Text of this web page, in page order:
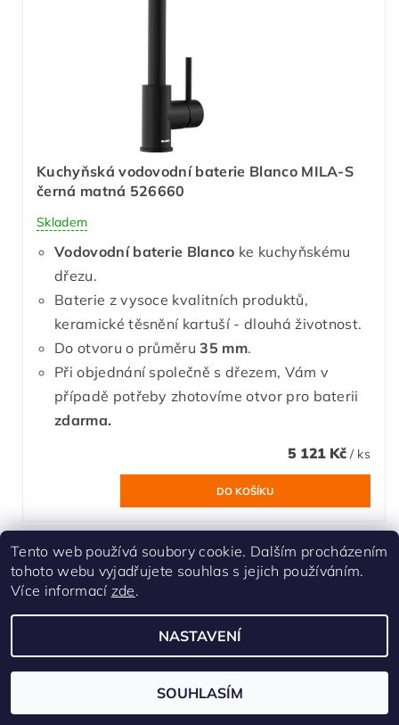
Kuchyňská vodovodní baterie Blanco MILA-S
černá matná 526660
Skladem
Vodovodní baterie Blanco ke kuchyňskému
dřezu.
Baterie z vysoce kvalitních produktů,
keramické těsnění kartuší - dlouhá životnost.
Do otvoru o průměru35 mm.
Při objednání společně s dřezem, Vám v
případě potřeby zhotovíme otvor pro baterii
zdarma.
5 121 Kč / ks
Tento web používá soubory cookie. Dalším procházením
tohoto webu vyjadřujete souhlas s jejich používáním.
Více informací zde.
NASTAVENÍ
SOUHLASÍM